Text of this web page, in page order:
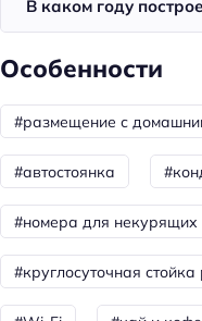
Душ
Сауна: платно
Спорт и развлечения
Терраса
Отопление
В каком году
Особенности
#размещение с
#автостоянка
#номера для некурящих
#круглосуточная стойка